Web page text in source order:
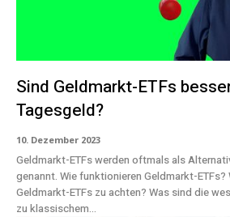
Sind Geldmarkt-ETFs
Tagesgeld?
10. Dezember 2023
Geldmarkt-ETFs werden oftmals als
genannt. Wie funktionieren Geldmarkt-
Geldmarkt-ETFs zu achten? Was sind die
zu klassischem...